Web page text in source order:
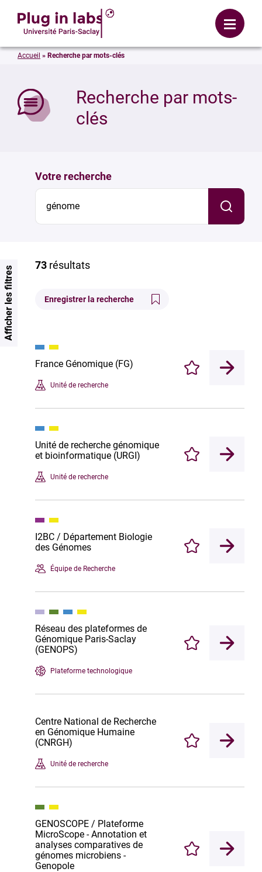
Menu
Recherche par mots-
clés
Accueil » Recherche par mots-clés
Votre recherche
73 résultats
Enregistrer la recherche
France Génomique (FG)
Unité de recherche
Enregistrer
Unité de recherche génomique
et bioinformatique (URGI)
Unité de recherche
Enregistrer
I2BC / Département Biologie
des Génomes
Équipe de Recherche
Enregistrer
Réseau des plateformes de
Génomique Paris-Saclay
(GENOPS)
Plateforme technologique
Enregistrer
Centre National de Recherche
en Génomique Humaine
(CNRGH)
Unité de recherche
Enregistrer
GENOSCOPE / Plateforme
MicroScope - Annotation et
analyses comparatives de
génomes microbiens -
Genopole
Enregistrer
Afficher les filtres